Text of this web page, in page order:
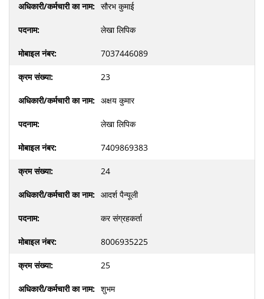
सौरभ कुमाई
लेखा लिपिक
7037446089
23
अक्षय कुमार
लेखा लिपिक
7409869383
24
आदर्श पैन्यूली
कर संग्रहकर्ता
8006935225
25
शुभम